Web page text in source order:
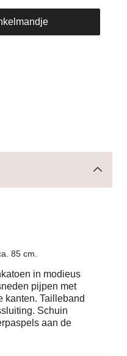
85 cm.
in modieus
pijpen met
kanten. Tailleband
Schuin
aan de